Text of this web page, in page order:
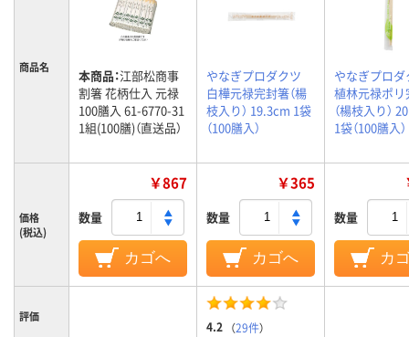
商品名 本商品：江部松商事
割箸 花柄仕入 元禄
100膳入 61-6770-31
1組(100膳)（直送品）
やなぎプロダクツ
白樺元禄完封箸（楊
枝入り） 19.3cm 1袋
（100膳入）
やなぎプロダ
植林元禄ポリ
（楊枝入り）
1袋（100膳入）
価格
(税込)
￥867
数量
カゴへ
￥365
数量
カゴへ
数量
カ
評価
4.2 （29件）